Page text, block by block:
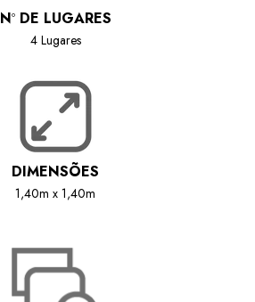
NºDE LUGARES
4 Lugares
DIMENSÕES
1,40m x 1,40m